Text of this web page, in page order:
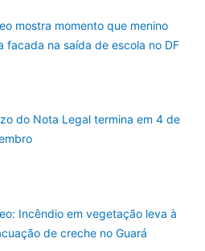
mostra momento que menino
facada na saída de escola no DF
do Nota Legal termina em 4 de
Incêndio em vegetação leva à
de creche no Guará